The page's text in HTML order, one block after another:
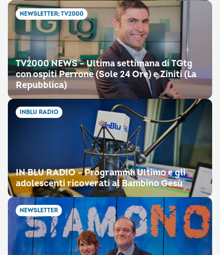
NEWSLETTER; TV2000
TV2000 NEWS – Ultima settimana di TGtg
con ospiti Perrone (Sole 24 Ore) e Ziniti (La
Repubblica)
INBLU RADIO
IN BLU RADIO – Programmi: Ultimo e gli
adolescenti ricoverati al Bambino Gesù
NEWSLETTER